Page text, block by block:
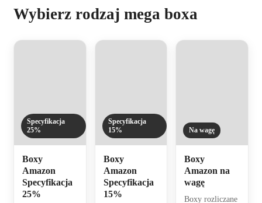
Wybierz rodzaj mega boxa
Specyfikacja
25%
Boxy
Amazon
Specyfikacja
25%
Specyfikacja
15%
Boxy
Amazon
Specyfikacja
15%
Na wagę
Boxy
Amazon na
wagę
Boxy rozliczane